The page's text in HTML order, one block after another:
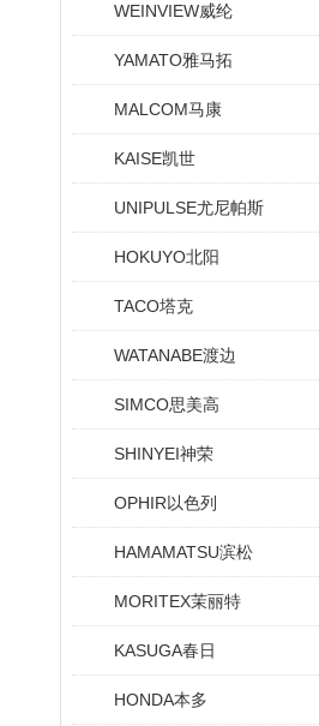
WEINVIEW威纶
YAMATO雅马拓
MALCOM马康
KAISE凯世
UNIPULSE尤尼帕斯
HOKUYO北阳
TACO塔克
WATANABE渡边
SIMCO思美高
SHINYEI神荣
OPHIR以色列
HAMAMATSU滨松
MORITEX茉丽特
KASUGA春日
HONDA本多